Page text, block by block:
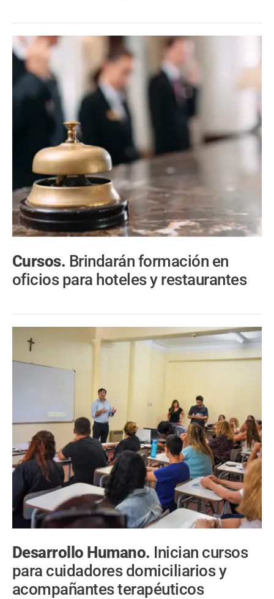
Cursos. Brindarán formación en
oficios para hoteles y restaurantes
Desarrollo Humano. Inician cursos
para cuidadores domiciliarios y
acompañantes terapéuticos